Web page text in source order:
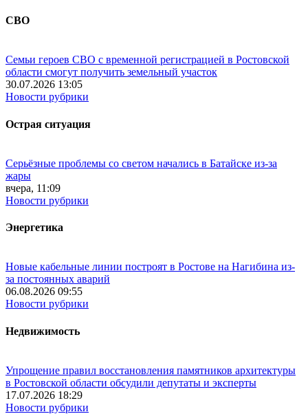
СВО
Семьи героев СВО с временной регистрацией в Ростовской
области смогут получить земельный участок
30.07.2026 13:05
Новости рубрики
Острая ситуация
Серьёзные проблемы со светом начались в Батайске из-за
жары
вчера, 11:09
Новости рубрики
Энергетика
Новые кабельные линии построят в Ростове на Нагибина из-
за постоянных аварий
06.08.2026 09:55
Новости рубрики
Недвижимость
Упрощение правил восстановления памятников архитектуры
в Ростовской области обсудили депутаты и эксперты
17.07.2026 18:29
Новости рубрики